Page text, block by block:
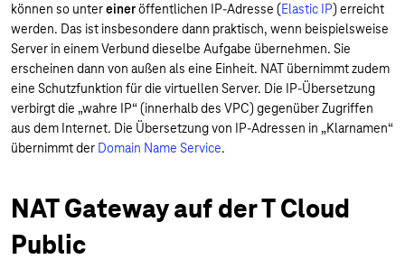
können so untereineröffentlichen IP-Adresse (Elastic IP) erreicht
werden. Das ist insbesondere dann praktisch, wenn beispielsweise
Server in einem Verbund dieselbe Aufgabe übernehmen. Sie
erscheinen dann von außen als eine Einheit. NAT übernimmt zudem
eine Schutzfunktion für die virtuellen Server. Die IP-Übersetzung
verbirgt die „wahre IP“ (innerhalb des VPC) gegenüber Zugriffen
aus dem Internet. Die Übersetzung von IP-Adressen in „Klarnamen“
übernimmt der Domain Name Service.
NAT Gateway auf der T Cloud
Public